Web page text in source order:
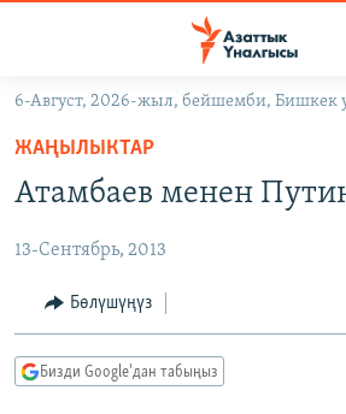
Навигацияга
өтүңүз
Издөөгө
салыңыз
КЫРГЫЗСТАН
САЯСАТ
ЭКОНОМИКА
ДҮЙНӨ
БОРБОР АЗИЯ
УКРАИНА
АТАЙЫН ИЛИКТӨӨ
БҮГҮН АЗАТТЫКТА
ПОДКАСТ
6-Август, 2026-жыл, бейшемби, Бишкек
ЖАҢЫЛЫКТАР
Атамбаев менен
13-Сентябрь, 2013
Бөлүшүңүз
Бизди Google'дан табыңыз